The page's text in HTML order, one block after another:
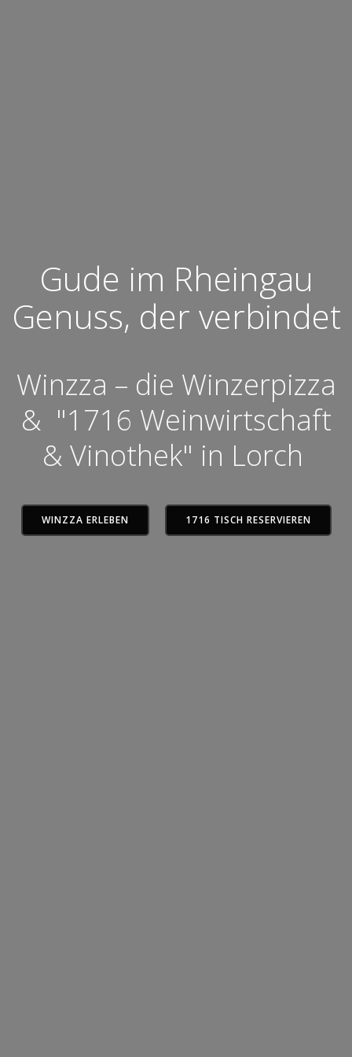
Gude im Rheingau
Genuss, der verbindet
Winzza – die Winzerpizza
& "1716 Weinwirtschaft
& Vinothek" in Lorch
WINZZA ERLEBEN 1716 TISCH RESERVIEREN